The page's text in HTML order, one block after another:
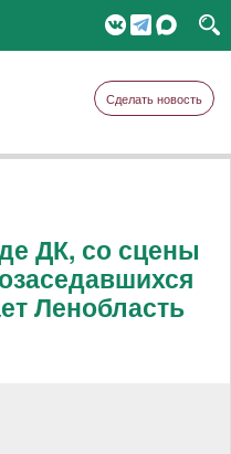
Сделать новость
ДК, со сцены
Ленобласть